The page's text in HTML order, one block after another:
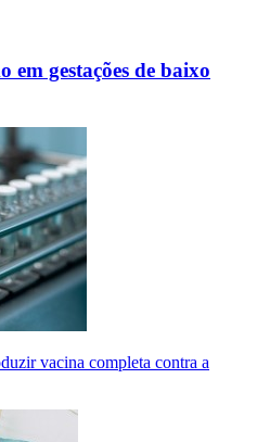
em gestações de baixo
vacina completa contra a